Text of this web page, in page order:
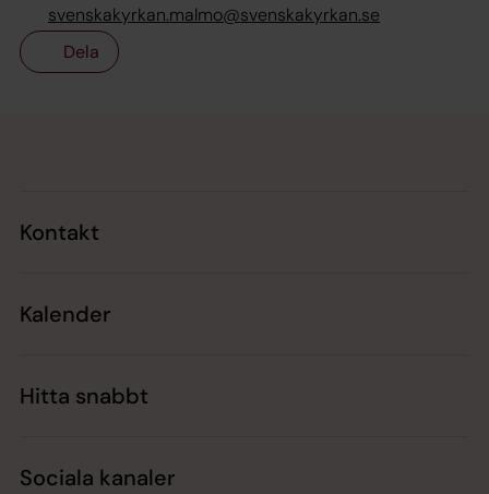
svenskakyrkan.malmo@svenskakyrkan.se
Dela
Kontakt
Kalender
Hitta snabbt
Sociala kanaler